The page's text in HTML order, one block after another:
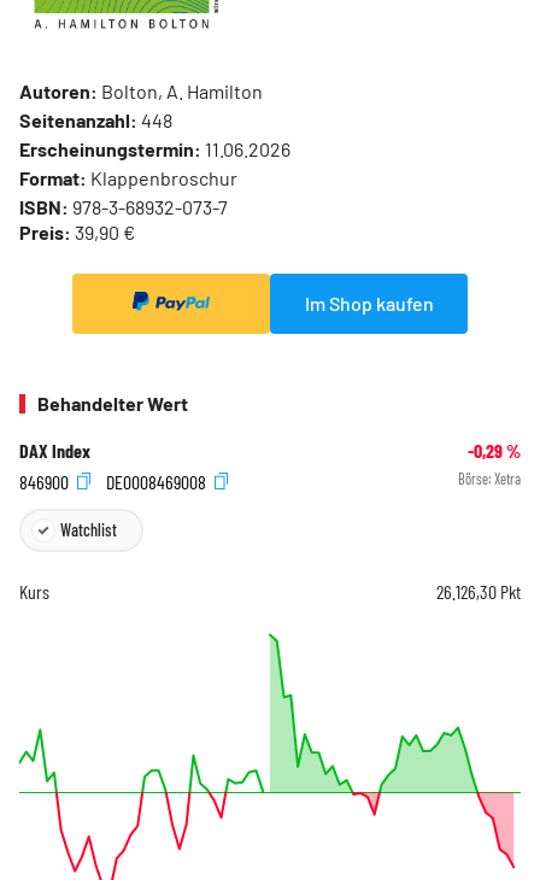
Autoren: Bolton, A. Hamilton
Seitenanzahl: 448
Erscheinungstermin: 11.06.2026
Format: Klappenbroschur
ISBN: 978-3-68932-073-7
Preis: 39,90 €
Im Shop kaufen
Behandelter Wert
DAX Index -0,29%
846900
DE0008469008 Börse: Xetra
Watchlist
Kurs 26.126,30 Pkt